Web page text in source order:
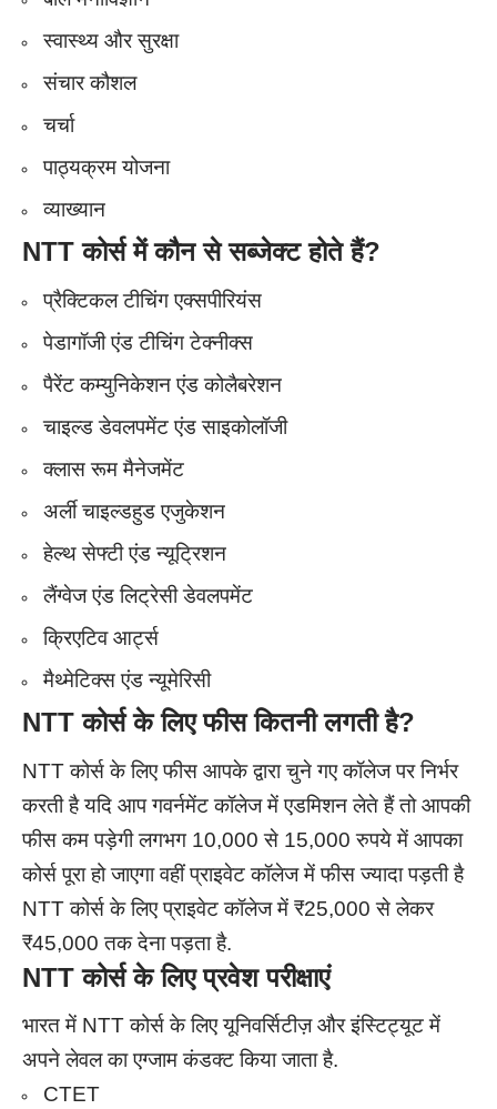
स्वास्थ्य और सुरक्षा
संचार कौशल
चर्चा
पाठ्यक्रम योजना
व्याख्यान
NTT कोर्स में कौन से सब्जेक्ट होते हैं?
प्रैक्टिकल टीचिंग एक्सपीरियंस
पेडागॉजी एंड टीचिंग टेक्नीक्स
पैरेंट कम्युनिकेशन एंड कोलैबरेशन
चाइल्ड डेवलपमेंट एंड साइकोलॉजी
क्लास रूम मैनेजमेंट
अर्ली चाइल्डहुड एजुकेशन
हेल्थ सेफ्टी एंड न्यूट्रिशन
लैंग्वेज एंड लिट्रेसी डेवलपमेंट
क्रिएटिव आर्ट्स
मैथ्मेटिक्स एंड न्यूमेरिसी
NTT कोर्स के लिए फीस कितनी लगती है?
NTT कोर्स के लिए फीस आपके द्वारा चुने गए कॉलेज पर निर्भर
करती है यदि आप गवर्नमेंट कॉलेज में एडमिशन लेते हैं तो आपकी
फीस कम पड़ेगी लगभग 10,000 से 15,000 रुपये में आपका
कोर्स पूरा हो जाएगा वहीं प्राइवेट कॉलेज में फीस ज्यादा पड़ती है
NTT कोर्स के लिए प्राइवेट कॉलेज में ₹25,000 से लेकर
₹45,000 तक देना पड़ता है.
NTTकोर्स के लिए प्रवेश परीक्षाएं
भारत में NTT कोर्स के लिए यूनिवर्सिटीज़ और इंस्टिट्यूट में
अपने लेवल का एग्जाम कंडक्ट किया जाता है.
CTET